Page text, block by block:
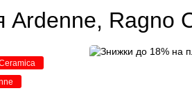
Ardenne, Ragno